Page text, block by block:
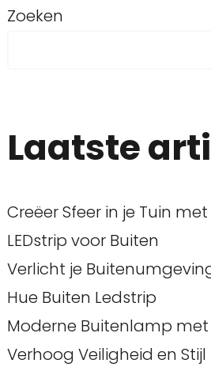
Zoeken
Laatste
Creëer Sfeer in je Tuin
LEDstrip voor Buiten
Verlicht je
Hue Buiten Ledstrip
Moderne Buitenlamp met
Verhoog Veiligheid en Stijl